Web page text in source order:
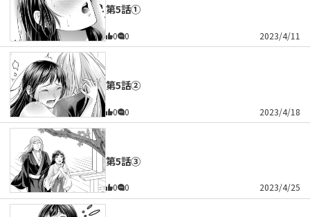
第5話①
0 0 2023/4/11
第5話②
0 0 2023/4/18
第5話③
0 0 2023/4/25